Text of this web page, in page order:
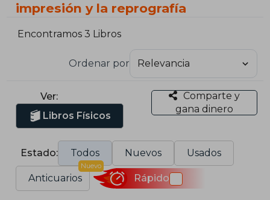
impresión y la reprografía
Encontramos 3 Libros
Ordenar por
Ver:
Libros Físicos
Comparte y
gana dinero
Estado: Todos Nuevos Usados
Anticuarios
Nuevo
Rápido